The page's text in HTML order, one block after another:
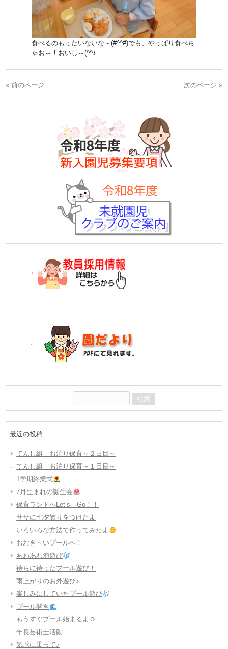
食べるのもったいないな～(#^^#)でも、やっぱり食べち
ゃお～！おいし～(^^♪
« 前のページ 次のページ »
索:
最近の投稿
てんし組 お泊り保育～２日目～
てんし組 お泊り保育～１日目～
1学期終業式
7月生まれの誕生会
保育ランドへLet’s Go！！
ササに七夕飾りをつけたよ
いろいろな方法で作ってみたよ
おおき～いプールへ！
あわあわ泡遊び
待ちに待ったプール遊び！
雨上がりのお外遊び♪
楽しみにしていたプール遊び
プール開き
もうすぐプール始まるよ☺
年長芸術士活動
気球に乗って♪